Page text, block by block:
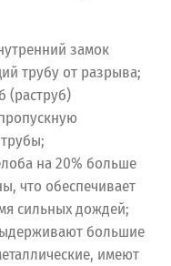
замок
трубу от разрыва;
(раструб)
на 20% больше
что обеспечивает
сильных дождей;
большие
имеют